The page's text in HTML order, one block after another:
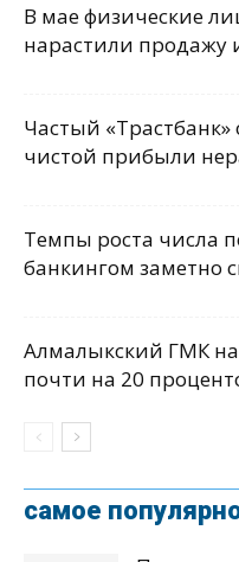
В мае физические
нарастили продажу
Частый «Трастбанк»
чистой прибыли
Темпы роста числа
банкингом заметно
Алмалыкский ГМК
почти на 20
самое